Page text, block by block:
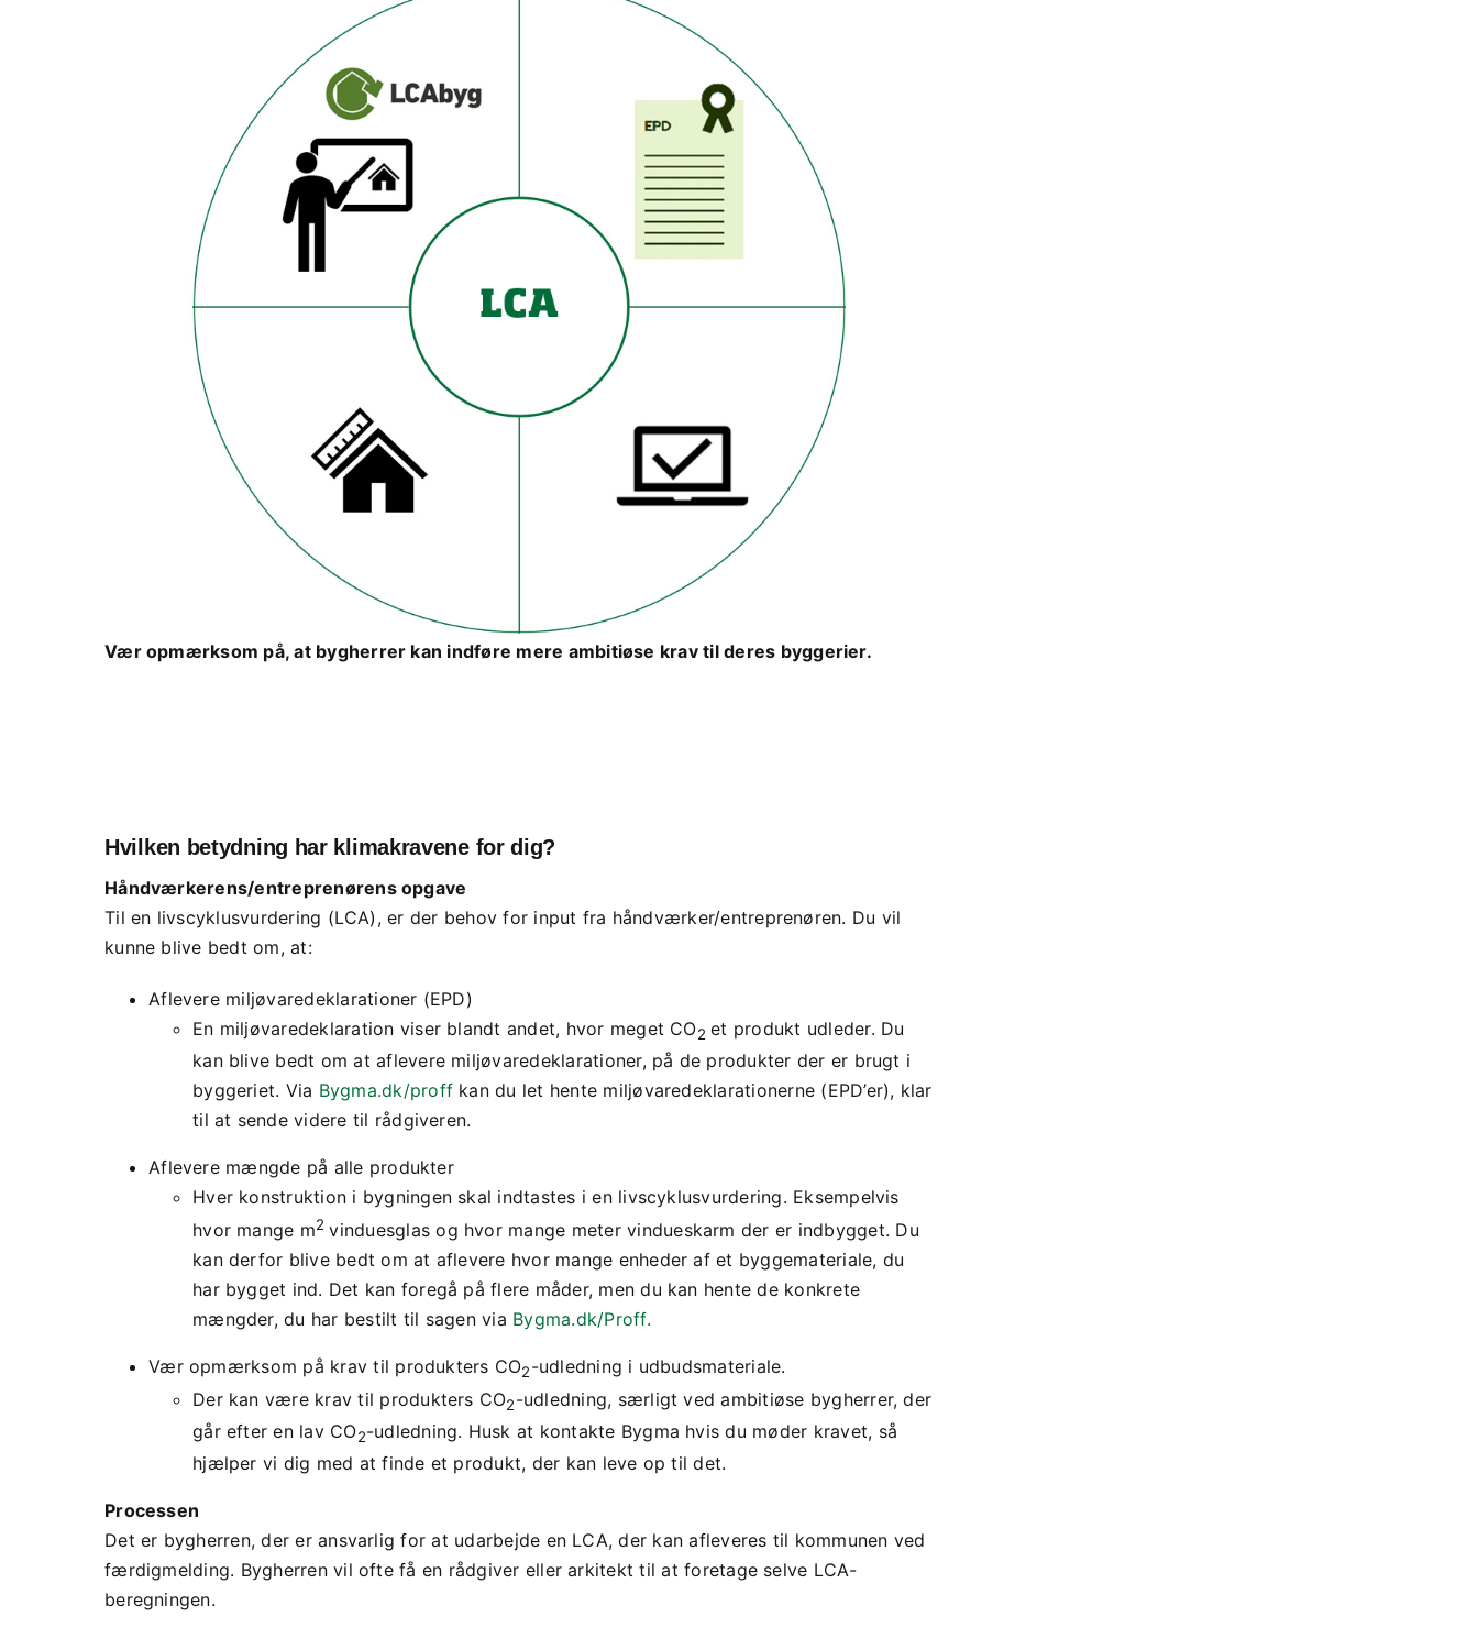
Vær opmærksom på, at bygherrer kan indføre mere ambitiøse krav til deres byggerier.
Hvilken betydning har klimakravene for dig?
Håndværkerens/entreprenørens opgave
Til en livscyklusvurdering (LCA), er der behov for input fra håndværker/entreprenøren. Du vil
kunne blive bedt om, at:
Aflevere miljøvaredeklarationer (EPD)
En miljøvaredeklaration viser blandt andet, hvor meget CO2et produkt udleder. Du
kan blive bedt om at aflevere miljøvaredeklarationer, på de produkter der er brugt i
byggeriet. Via Bygma.dk/proff kan du let hente miljøvaredeklarationerne (EPD’er), klar
til at sende videre til rådgiveren.
Aflevere mængde på alle produkter
Hver konstruktion i bygningen skal indtastes i en livscyklusvurdering. Eksempelvis
hvor mange m2vinduesglas og hvor mange meter vindueskarm der er indbygget. Du
kan derfor blive bedt om at aflevere hvor mange enheder af et byggemateriale, du
har bygget ind. Det kan foregå på flere måder, men du kan hente de konkrete
mængder, du har bestilt til sagen via Bygma.dk/Proff.
Vær opmærksom på krav til produkters CO2-udledning i udbudsmateriale.
Der kan være krav til produkters CO2-udledning, særligt ved ambitiøse bygherrer, der
går efter en lav CO2-udledning. Husk at kontakte Bygma hvis du møder kravet, så
hjælper vi dig med at finde et produkt, der kan leve op til det.
Processen
Det er bygherren, der er ansvarlig for at udarbejde en LCA, der kan afleveres til kommunen ved
færdigmelding. Bygherren vil ofte få en rådgiver eller arkitekt til at foretage selve LCA-
beregningen.